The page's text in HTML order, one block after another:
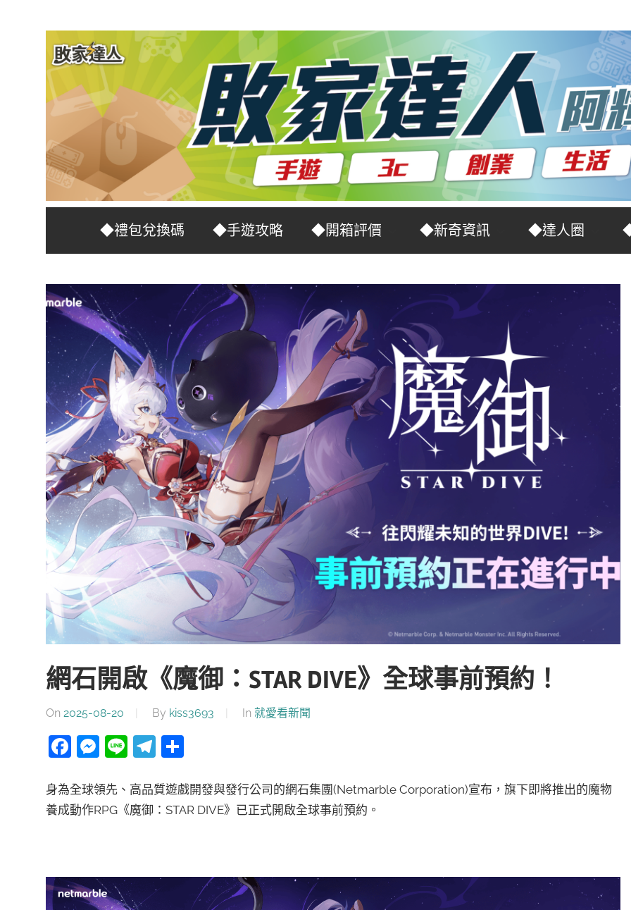
家
達
人
推
薦
No.1
戲
科
技
自
媒
體。
◆禮包兌換碼 ◆手遊攻略 ◆開箱評價 ◆新奇資訊 ◆達人圈
網石開啟《魔御：STAR DIVE》全球事前預約！
On 2025-08-20 By kiss3693 In 就愛看新聞
Facebook
Messenger
LineTelegram
分
身為全球領先、高品質遊戲開發與發行公司的網石集團(Netmarble Corporation)宣布，旗下即將推出的魔物
養成動作RPG《魔御：STAR DIVE》已正式開啟全球事前預約。